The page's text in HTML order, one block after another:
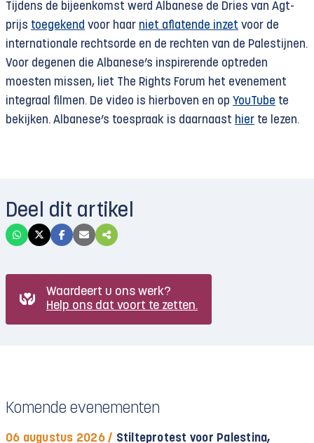
Tijdens de bijeenkomst werd Albanese de Dries van Agt-
prijs toegekend voor haar niet aflatende inzet voor de
internationale rechtsorde en de rechten van de Palestijnen.
Voor degenen die Albanese’s inspirerende optreden
moesten missen, liet The Rights Forum het evenement
integraal filmen. De video is hierboven en op YouTube te
bekijken. Albanese’s toespraak is daarnaast hier te lezen.
Deel dit artikel
Waardeert u ons werk?
Help ons dat voort te zetten.
Komende evenementen
06 augustus 2026 / Stilteprotest voor Palestina,